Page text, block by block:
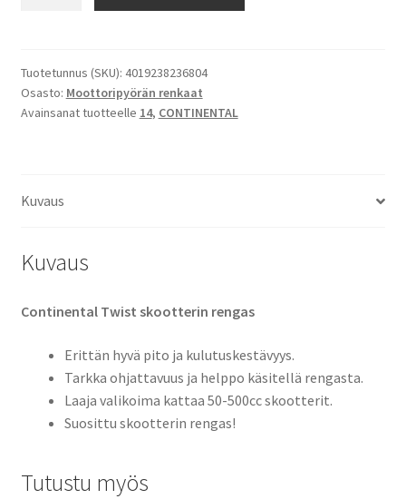
14
55S
TL
Tuotetunnus (SKU): 4019238236804
Osasto: Moottoripyörän renkaat
Avainsanat tuotteelle 14, CONTINENTAL
Kuvaus
Kuvaus
Continental Twist skootterin rengas
Erittän hyvä pito ja kulutuskestävyys.
Tarkka ohjattavuus ja helppo käsitellä rengasta.
Laaja valikoima kattaa 50-500cc skootterit.
Suosittu skootterin rengas!
Tutustu myös